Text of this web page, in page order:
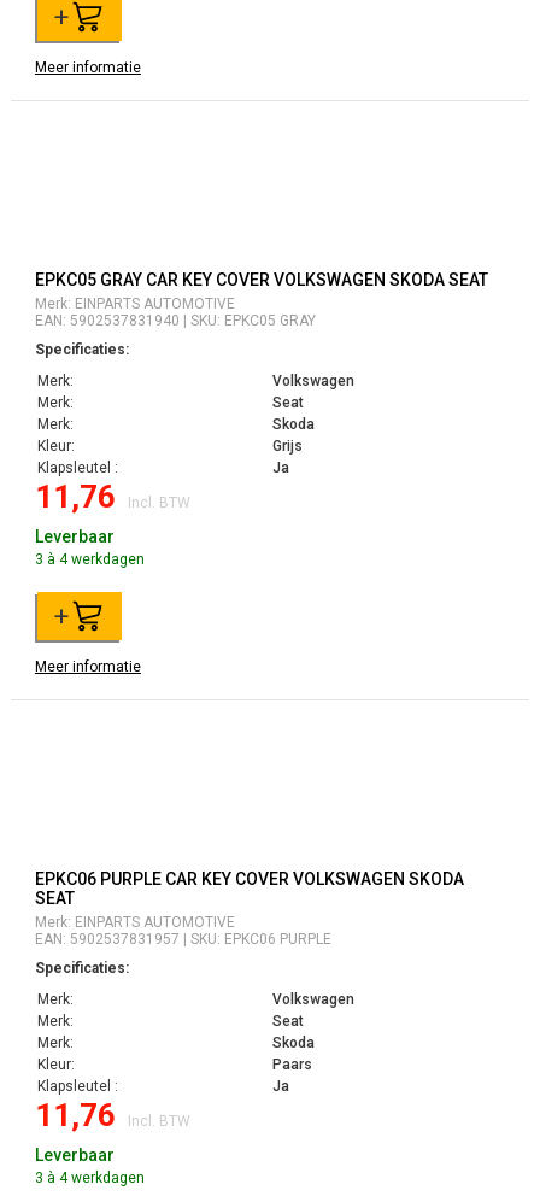
+
Meer informatie
EPKC05 GRAY CAR KEY COVER VOLKSWAGEN SKODA SEAT
Merk: EINPARTS AUTOMOTIVE
EAN: 5902537831940 | SKU: EPKC05 GRAY
Specificaties:
Merk:
Volkswagen
Merk:
Seat
Merk:
Skoda
Kleur:
Grijs
Klapsleutel :
Ja
11,76 Incl. BTW
Leverbaar
3 à 4 werkdagen
+
Meer informatie
EPKC06 PURPLE CAR KEY COVER VOLKSWAGEN SKODA
SEAT
Merk: EINPARTS AUTOMOTIVE
EAN: 5902537831957 | SKU: EPKC06 PURPLE
Specificaties:
Merk:
Volkswagen
Merk:
Seat
Merk:
Skoda
Kleur:
Paars
Klapsleutel :
Ja
11,76 Incl. BTW
Leverbaar
3 à 4 werkdagen